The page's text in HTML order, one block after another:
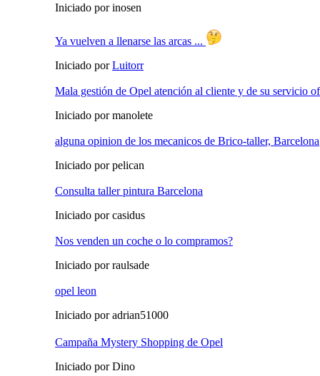
Iniciado por inosen
Ya vuelven a llenarse las arcas ...
Iniciado porLuitorr
Mala gestión de Opel atención al cliente y de su servicio
Iniciado por manolete
alguna opinion de los mecanicos de Brico-taller, Barcelona
Iniciado por pelican
Consulta taller pintura Barcelona
Iniciado por casidus
Nos venden un coche o lo compramos?
Iniciado por raulsade
opel leon
Iniciado por adrian51000
Campaña Mystery Shopping de Opel
Iniciado por Dino